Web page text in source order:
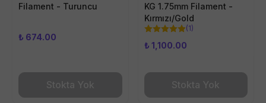
Filament - Turuncu
₺ 674.00
Stokta Yok
KG 1.75mm Filament -
Kırmızı/Gold
(1)
₺ 1,100.00
Stokta Yok